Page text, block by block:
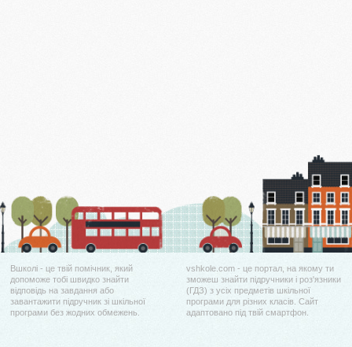
Вшколі - це твій помічник, який
допоможе тобі швидко знайти
відповідь на завдання або
завантажити підручник зі шкільної
програми без жодних обмежень.
vshkole.com - це портал, на якому ти
зможеш знайти підручники і роз'язники
(ГДЗ) з усіх предметів шкільної
програми для різних класів. Сайт
адаптовано під твій смартфон.